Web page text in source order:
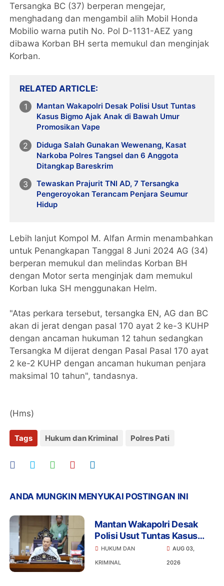
Tersangka BC (37) berperan mengejar,
menghadang dan mengambil alih Mobil Honda
Mobilio warna putih No. Pol D-1131-AEZ yang
dibawa Korban BH serta memukul dan menginjak
Korban.
RELATED ARTICLE
Mantan Wakapolri Desak Polisi Usut Tuntas
Kasus Bigmo Ajak Anak di Bawah Umur
Promosikan Vape
Diduga Salah Gunakan Wewenang, Kasat
Narkoba Polres Tangsel dan 6 Anggota
Ditangkap Bareskrim
Tewaskan Prajurit TNI AD, 7 Tersangka
Pengeroyokan Terancam Penjara Seumur
Hidup
Lebih lanjut Kompol M. Alfan Armin menambahkan
untuk Penangkapan Tanggal 8 Juni 2024 AG (34)
berperan memukul dan melindas Korban BH
dengan Motor serta menginjak dam memukul
Korban luka SH menggunakan Helm.
"Atas perkara tersebut, tersangka EN, AG dan BC
akan di jerat dengan pasal 170 ayat 2 ke-3 KUHP
dengan ancaman hukuman 12 tahun sedangkan
Tersangka M dijerat dengan Pasal Pasal 170 ayat
2 ke-2 KUHP dengan ancaman hukuman penjara
maksimal 10 tahun", tandasnya.
(Hms)
Tags Hukum dan Kriminal Polres Pati
ANDA MUNGKIN MENYUKAI POSTINGAN INI
Mantan Wakapolri Desak
Polisi Usut Tuntas Kasus
Bigmo Ajak Anak di Bawah
Umur Promosikan Vape
HUKUM DAN
KRIMINAL
AUG 03,
2026